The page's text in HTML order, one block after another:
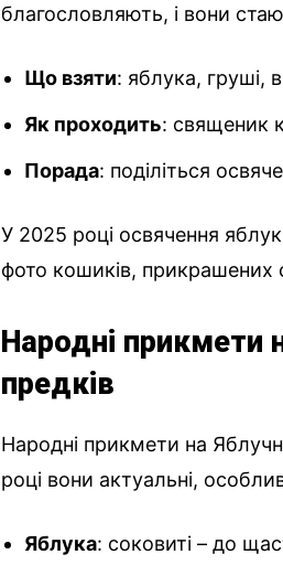
благословляють, і вони
Що взяти: яблука, груші,
Як проходить: священик
Порада: поділіться
У 2025 році освячення
фото кошиків, прикрашених
Народні прикмети
предків
Народні прикмети на
році вони актуальні,
Яблука: соковиті – до